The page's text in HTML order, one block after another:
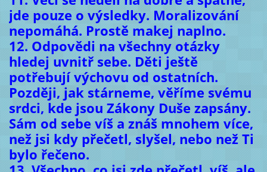
jde pouze o výsledky. Moralizování
nepomáhá. Prostě makej naplno.
12. Odpovědi na všechny otázky
hledej uvnitř sebe. Děti ještě
potřebují výchovu od ostatních.
Později, jak stárneme, věříme svému
srdci, kde jsou Zákony Duše zapsány.
Sám od sebe víš a znáš mnohem více,
než jsi kdy přečetl, slyšel, nebo než Ti
bylo řečeno.